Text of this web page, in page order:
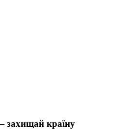
захищай країну